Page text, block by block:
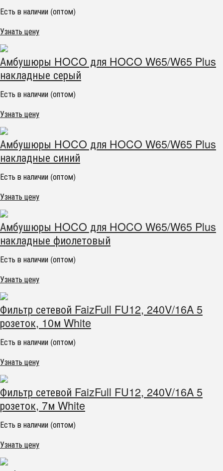
Есть в наличии (оптом)
Узнать цену
Амбушюры HOCO для HOCO W65/W65 Plus
накладные серый
Есть в наличии (оптом)
Узнать цену
Амбушюры HOCO для HOCO W65/W65 Plus
накладные синий
Есть в наличии (оптом)
Узнать цену
Амбушюры HOCO для HOCO W65/W65 Plus
накладные фиолетовый
Есть в наличии (оптом)
Узнать цену
Фильтр сетевой FaizFull FU12, 240V/16A 5
розеток, 10м White
Есть в наличии (оптом)
Узнать цену
Фильтр сетевой FaizFull FU12, 240V/16A 5
розеток, 7м White
Есть в наличии (оптом)
Узнать цену